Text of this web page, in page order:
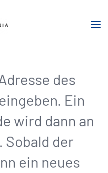
des
Ein
wird dann an
der
ein neues